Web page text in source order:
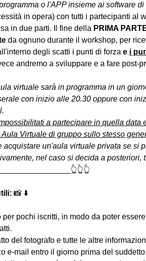
o l'APP insieme ai software
in opera) con tutti i partecipanti al
in due parti. Il fine della PRIMA
da ognuno durante il workshop, per
degli scatti i punti di forza e i
andremo a sviluppare e a fare post-
virtuale sarà in programma in un
con inizio alle 20.30 oppure con
a partecipare in quella data
Virtuale di gruppo sullo stesso
acquistare un'aula virtuale privata se si
nel caso si decida a
📸 ⬇️
per pochi iscritti, in modo da poter
del fotografo e tutte le altre
e-mail entro il giorno prima del suddetto.